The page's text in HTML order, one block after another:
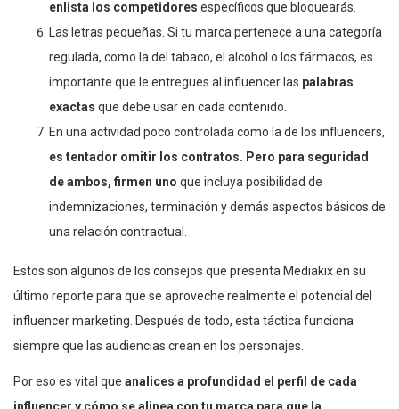
enlista los competidores específicos que bloquearás.
Las letras pequeñas. Si tu marca pertenece a una categoría
regulada, como la del tabaco, el alcohol o los fármacos, es
importante que le entregues al influencer las palabras
exactas que debe usar en cada contenido.
En una actividad poco controlada como la de los influencers,
es tentador omitir los contratos. Pero para seguridad
de ambos, firmen uno que incluya posibilidad de
indemnizaciones, terminación y demás aspectos básicos de
una relación contractual.
Estos son algunos de los consejos que presenta Mediakix en su
último reporte para que se aproveche realmente el potencial del
influencer marketing. Después de todo, esta táctica funciona
siempre que las audiencias crean en los personajes.
Por eso es vital que analices a profundidad el perfil de cada